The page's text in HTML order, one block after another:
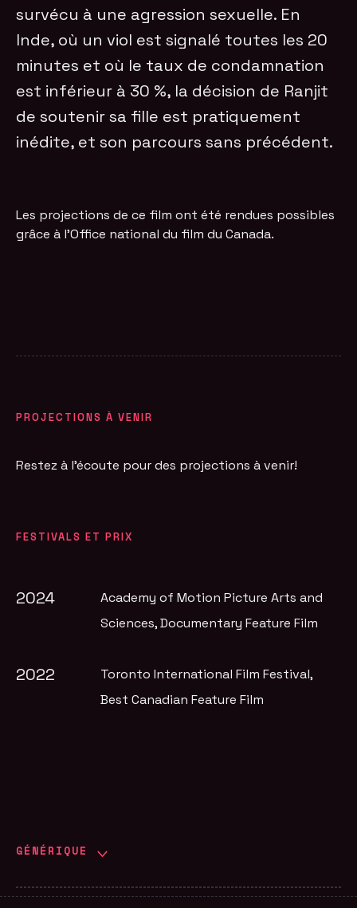
survécu à une agression sexuelle. En
Inde, où un viol est signalé toutes les 20
minutes et où le taux de condamnation
est inférieur à 30 %, la décision de Ranjit
de soutenir sa fille est pratiquement
inédite, et son parcours sans précédent.
Les projections de ce film ont été rendues possibles
grâce à l'Office national du film du Canada.
PROJECTIONS À VENIR
Restez à l'écoute pour des projections à venir!
FESTIVALS ET PRIX
2024
Academy of Motion Picture Arts and
Sciences, Documentary Feature Film
2022 Toronto International Film Festival,
Best Canadian Feature Film
GÉNÉRIQUE